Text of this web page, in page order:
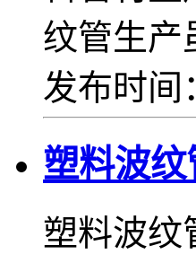
纹管生产
发布时间
塑料波
塑料波纹